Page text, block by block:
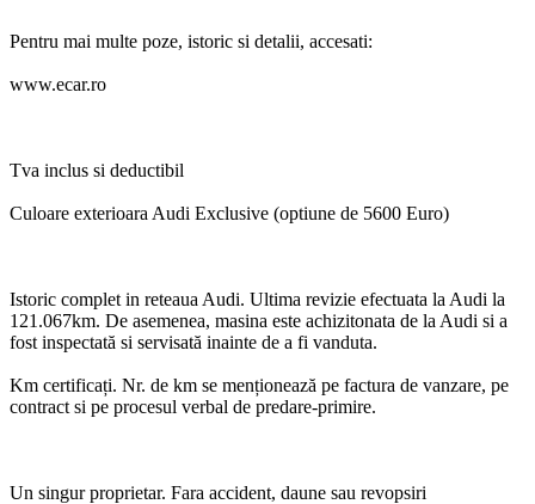
Pentru mai multe poze, istoric si detalii, accesati:
www.ecar.ro
Tva inclus si deductibil
Culoare exterioara Audi Exclusive (optiune de 5600 Euro)
Istoric complet in reteaua Audi. Ultima revizie efectuata la Audi la
121.067km. De asemenea, masina este achizitonata de la Audi si a
fost inspectată si servisată inainte de a fi vanduta.
Km certificați. Nr. de km se menționează pe factura de vanzare, pe
contract si pe procesul verbal de predare-primire.
Un singur proprietar. Fara accident, daune sau revopsiri